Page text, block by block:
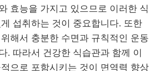
효능을 가지고 있으므로 이러한 식
섭취하는 것이 중요합니다. 또한
해서 충분한 수면과 규칙적인 운동
. 따라서 건강한 식습관과 함께 이
으로 포함시키는 것이 면역력 향상